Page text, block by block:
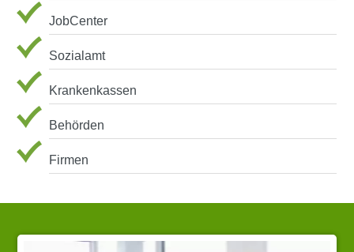
JobCenter
Sozialamt
Krankenkassen
Behörden
Firmen